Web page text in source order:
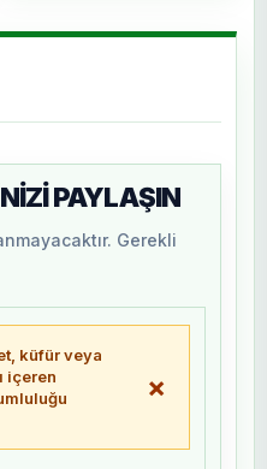
PAYLAŞIN
Gerekli
küfür veya
içeren
×